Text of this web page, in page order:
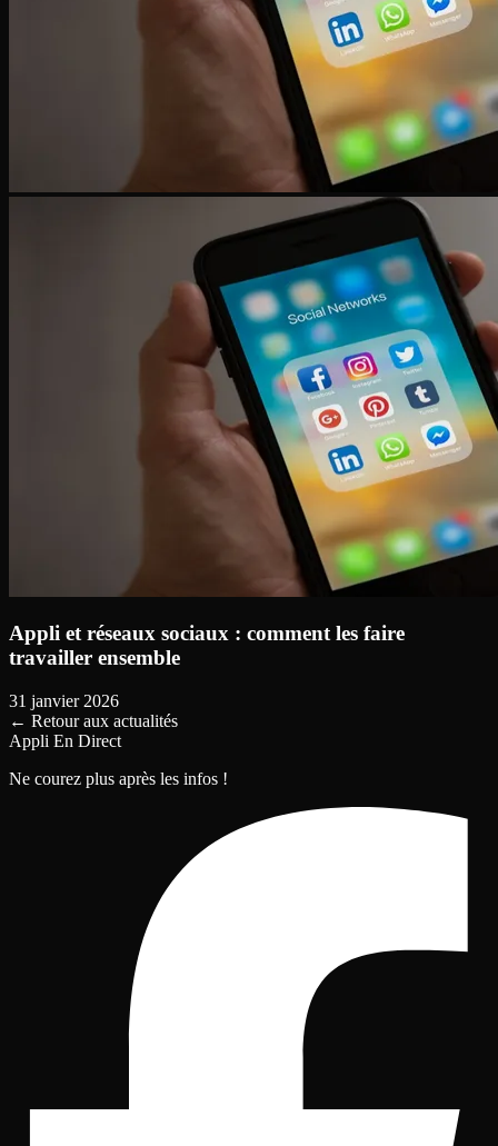
Appli et réseaux sociaux : comment les faire
travailler ensemble
31 janvier 2026
← Retour aux actualités
Appli En Direct
Ne courez plus après les infos !